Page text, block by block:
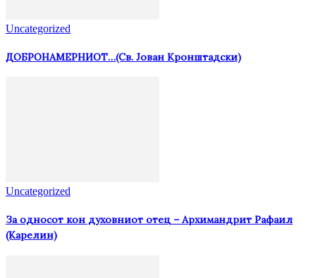
Uncategorized
ДОБРОНАМЕРНИОТ…(Св. Јован Кронштадски)
Uncategorized
За односот кон духовниот отец – Архимандрит Рафаил
(Карелин)